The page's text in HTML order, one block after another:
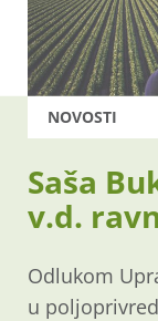
NOVOSTI
Saša
v.d.
Odlukom
u